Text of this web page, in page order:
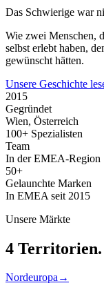
Das Schwierige war
Wie zwei Menschen,
selbst erlebt haben,
gewünscht hätten.
Unsere Geschichte
2015
Gegründet
Wien, Österreich
100+ Spezialisten
Team
In der EMEA-Region
50+
Gelaunchte Marken
In EMEA seit 2015
Unsere Märkte
4
Nordeuropa→